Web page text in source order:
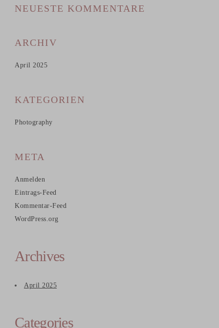
NEUESTE KOMMENTARE
ARCHIV
April 2025
KATEGORIEN
Photography
META
Anmelden
Eintrags-Feed
Kommentar-Feed
WordPress.org
Archives
April 2025
Categories